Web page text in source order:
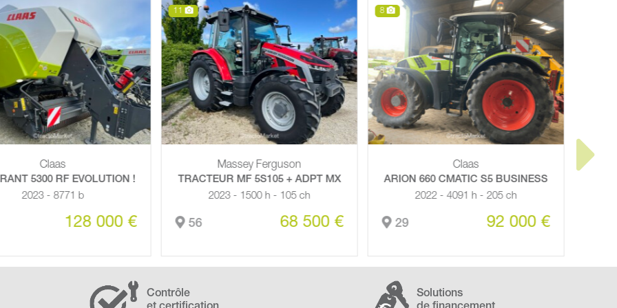
Massey Ferguson
MF 5S105 + ADPT MX
2023 - 1500 h - 105 ch
68 500 €
8
Claas
ARION 660 CMATIC S5 BUSINESS
2022 - 4091 h - 205 ch
29 92 000 €
8
Claas
AXION 870 CMATIC S5 BUSINESS
2022 - 4647 h
29 115 000 €
Contrôle
Solutions